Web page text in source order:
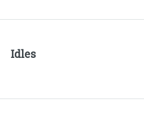
Idles